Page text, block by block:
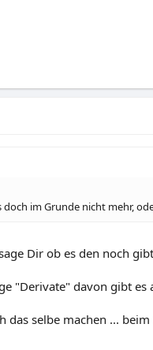
doch im Grunde nicht mehr,
Dir ob es den noch
"Derivate" davon gibt es
das selbe machen ...